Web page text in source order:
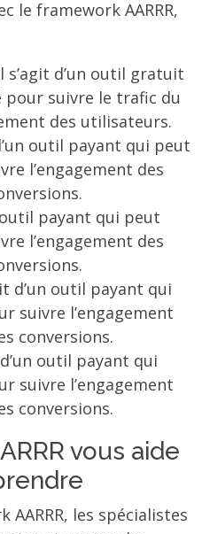
le framework AARRR,
s’agit d’un outil gratuit
suivre le trafic du
des utilisateurs.
outil payant qui peut
l’engagement des
outil payant qui peut
l’engagement des
d’un outil payant qui
suivre l’engagement
conversions.
outil payant qui
suivre l’engagement
conversions.
vous aide
les spécialistes